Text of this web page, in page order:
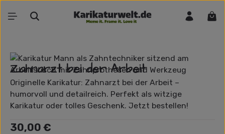
Zum Hauptinhalt springen
Bildergalerie überspringen
Zahnarzt bei der Arbeit
Originelle Karikatur: Zahnarzt bei der Arbeit –
humorvoll und detailreich. Perfekt als witzige
Karikatur oder tolles Geschenk. Jetzt bestellen!
Regulärer Preis:
30,00 €